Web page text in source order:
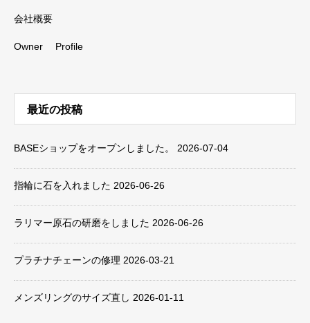
会社概要
Owner Profile
最近の投稿
BASEショップをオープンしました。 2026-07-04
指輪に石を入れました 2026-06-26
ラリマー原石の研磨をしました 2026-06-26
プラチナチェーンの修理 2026-03-21
メンズリングのサイズ直し 2026-01-11